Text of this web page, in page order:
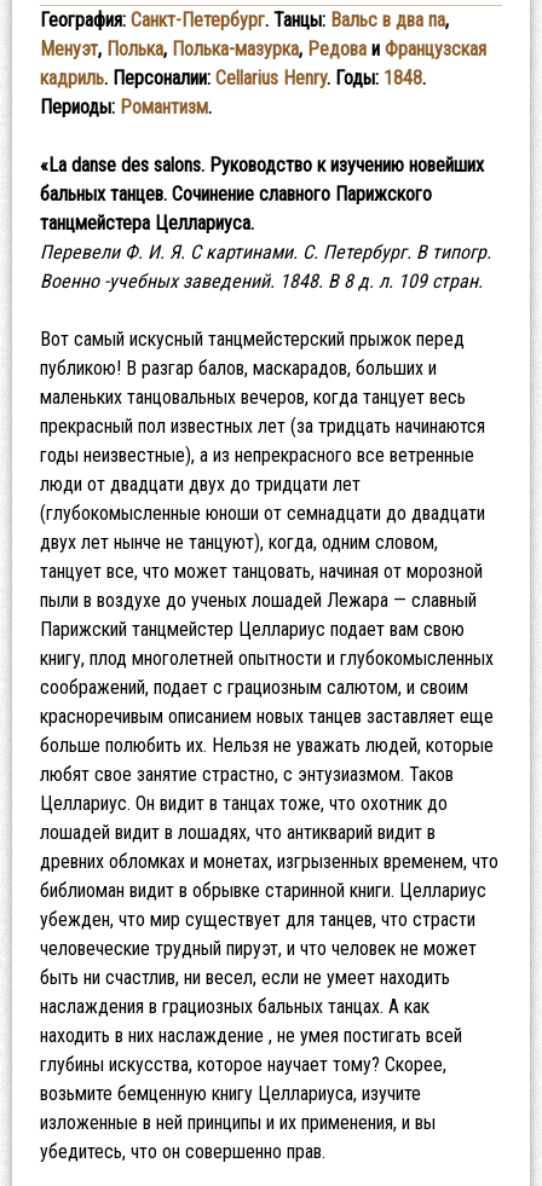
География: Санкт-Петербург. Танцы: Вальс в два па,
Менуэт, Полька, Полька-мазурка, Редоваи Французская
кадриль. Персоналии: Cellarius Henry. Годы: 1848.
Периоды: Романтизм.
«La danse des salons. Руководство к изучению новейших
бальных танцев. Сочинение славного Парижского
танцмейстера Целлариуса.
Перевели Ф. И. Я. С картинами. С. Петербург. В типогр.
Военно -учебных заведений. 1848. В 8 д. л. 109 стран.
Вот самый искусный танцмейстерский прыжок перед
публикою! В разгар балов, маскарадов, больших и
маленьких танцовальных вечеров, когда танцует весь
прекрасный пол известных лет (за тридцать начинаются
годы неизвестные), а из непрекрасного все ветренные
люди от двадцати двух до тридцати лет
(глубокомысленные юноши от семнадцати до двадцати
двух лет нынче не танцуют), когда, одним словом,
танцует все, что может танцовать, начиная от морозной
пыли в воздухе до ученых лошадей Лежара — славный
Парижский танцмейстер Целлариус подает вам свою
книгу, плод многолетней опытности и глубокомысленных
соображений, подает с грациозным салютом, и своим
красноречивым описанием новых танцев заставляет еще
больше полюбить их. Нельзя не уважать людей, которые
любят свое занятие страстно, с энтузиазмом. Таков
Целлариус. Он видит в танцах тоже, что охотник до
лошадей видит в лошадях, что антикварий видит в
древних обломках и монетах, изгрызенных временем, что
библиоман видит в обрывке старинной книги. Целлариус
убежден, что мир существует для танцев, что страсти
человеческие трудный пируэт, и что человек не может
быть ни счастлив, ни весел, если не умеет находить
наслаждения в грациозных бальных танцах. А как
находить в них наслаждение , не умея постигать всей
глубины искусства, которое научает тому? Скорее,
возьмите бемценную книгу Целлариуса, изучите
изложенные в ней принципы и их применения, и вы
убедитесь, что он совершенно прав.